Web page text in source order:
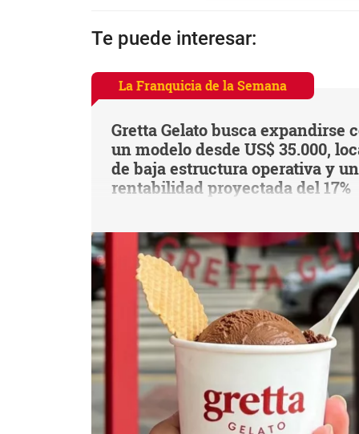
Te puede interesar:
La Franquicia de la Semana
Gretta Gelato busca expandirse
un modelo desde US$ 35.000,
de baja estructura operativa y
rentabilidad proyectada del 17%